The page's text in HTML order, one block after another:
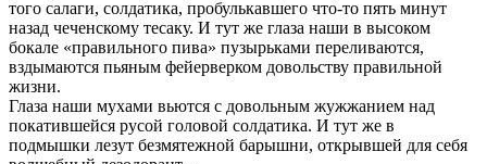
того салаги, солдатика, пробулькавшего что-то пять минут
назад чеченскому тесаку. И тут же глаза наши в высоком
бокале «правильного пива» пузырьками переливаются,
вздымаются пьяным фейерверком довольству правильной
жизни.
Глаза наши мухами вьются с довольным жужжанием над
покатившейся русой головой солдатика. И тут же в
подмышки лезут безмятежной барышни, открывшей для себя